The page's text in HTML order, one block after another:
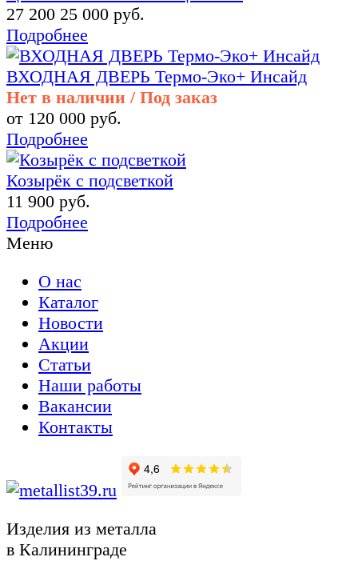
27 200 25 000 руб.
Подробнее
ВХОДНАЯ ДВЕРЬ Термо-Эко+ Инсайд
Нет в наличии / Под заказ
от 120 000 руб.
Подробнее
Козырёк с подсветкой
11 900 руб.
Подробнее
Меню
О нас
Каталог
Новости
Акции
Статьи
Наши работы
Вакансии
Контакты
Изделия из металла
в Калининграде